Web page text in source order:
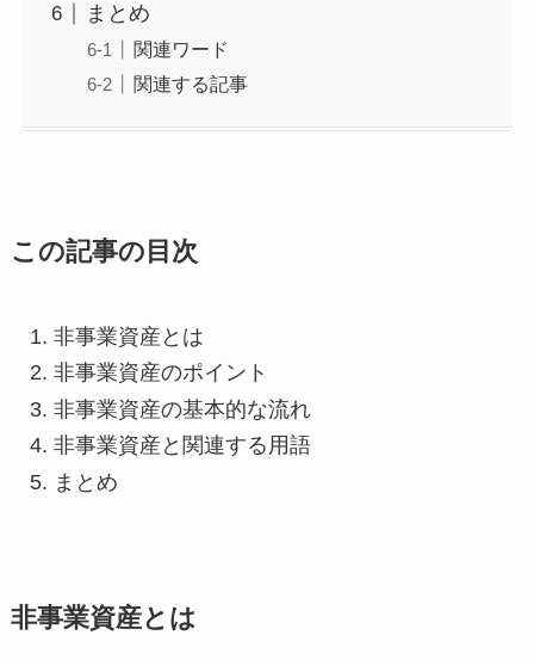
まとめ
関連ワード
関連する記事
この記事の目次
非事業資産とは
非事業資産のポイント
非事業資産の基本的な流れ
非事業資産と関連する用語
まとめ
非事業資産とは